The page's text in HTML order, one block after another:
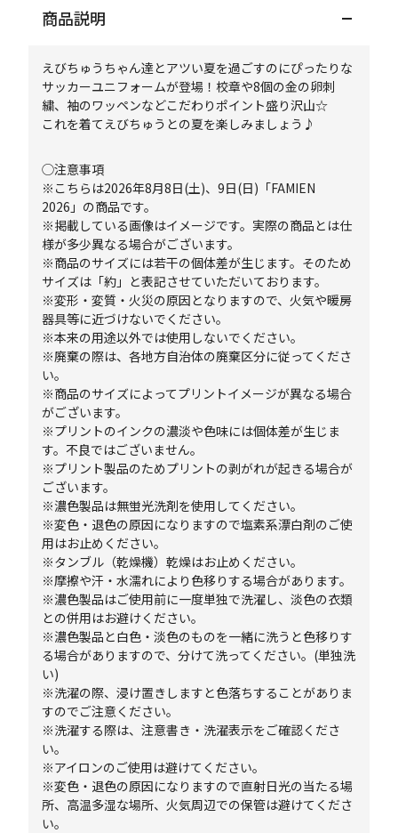
商品説明
えびちゅうちゃん達とアツい夏を過ごすのにぴったりな
サッカーユニフォームが登場！校章や8個の金の卵刺
繍、袖のワッペンなどこだわりポイント盛り沢山☆
これを着てえびちゅうとの夏を楽しみましょう♪
◯注意事項
※こちらは2026年8月8日(土)、9日(日)「FAMIEN
2026」の商品です。
※掲載している画像はイメージです。実際の商品とは仕
様が多少異なる場合がございます。
※商品のサイズには若干の個体差が生じます。そのため
サイズは「約」と表記させていただいております。
※変形・変質・火災の原因となりますので、火気や暖房
器具等に近づけないでください。
※本来の用途以外では使用しないでください。
※廃棄の際は、各地方自治体の廃棄区分に従ってくださ
い。
※商品のサイズによってプリントイメージが異なる場合
がございます。
※プリントのインクの濃淡や色味には個体差が生じま
す。不良ではございません。
※プリント製品のためプリントの剥がれが起きる場合が
ございます。
※濃色製品は無蛍光洗剤を使用してください。
※変色・退色の原因になりますので塩素系漂白剤のご使
用はお止めください。
※タンブル（乾燥機）乾燥はお止めください。
※摩擦や汗・水濡れにより色移りする場合があります。
※濃色製品はご使用前に一度単独で洗濯し、淡色の衣類
との併用はお避けください。
※濃色製品と白色・淡色のものを一緒に洗うと色移りす
る場合がありますので、分けて洗ってください。(単独洗
い)
※洗濯の際、浸け置きしますと色落ちすることがありま
すのでご注意ください。
※洗濯する際は、注意書き・洗濯表示をご確認くださ
い。
※アイロンのご使用は避けてください。
※変色・退色の原因になりますので直射日光の当たる場
所、高温多湿な場所、火気周辺での保管は避けてくださ
い。